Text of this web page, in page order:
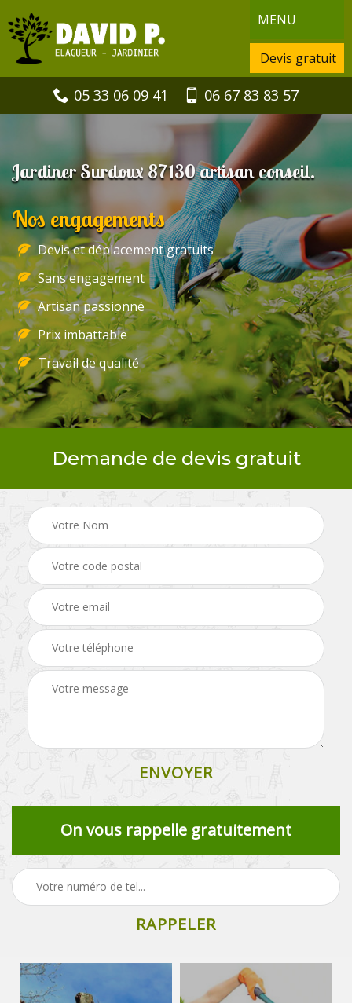
MENU
Devis gratuit
05 33 06 09 41 06 67 83 83 57
Jardiner Surdoux 87130 artisan conseil.
Nos engagements
Devis et déplacement gratuits
Sans engagement
Artisan passionné
Prix imbattable
Travail de qualité
Demande de devis gratuit
On vous rappelle gratuitement